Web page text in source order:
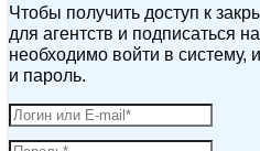
Чтобы получить доступ к
для агентств и подписаться
необходимо войти в систему,
и пароль.